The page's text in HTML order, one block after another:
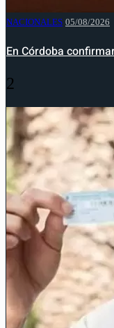
NACIONALES 05/08/2026
En Córdoba
2